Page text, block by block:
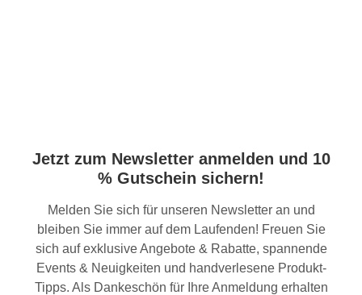
Jetzt zum Newsletter anmelden und 10
% Gutschein sichern!
Melden Sie sich für unseren Newsletter an und
bleiben Sie immer auf dem Laufenden! Freuen Sie
sich auf exklusive Angebote & Rabatte, spannende
Events & Neuigkeiten und handverlesene Produkt-
Tipps. Als Dankeschön für Ihre Anmeldung erhalten